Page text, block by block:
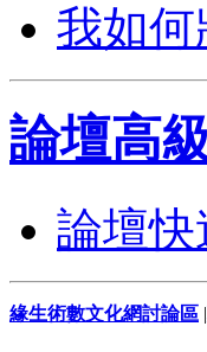
我如
論壇高
論壇
緣生術數文化網討論區 |